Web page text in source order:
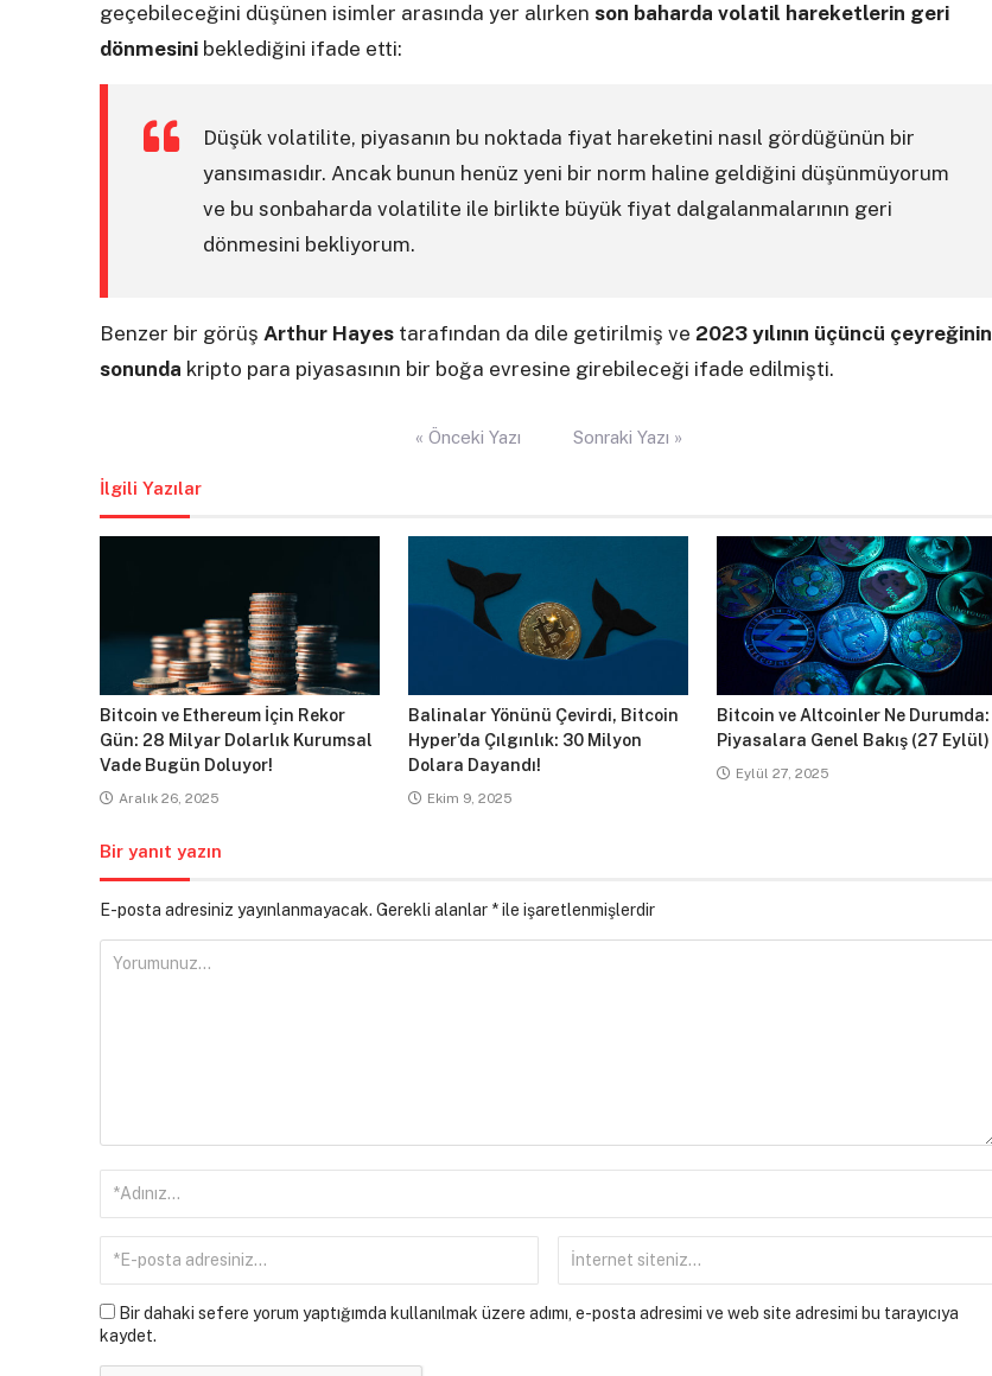
geçebileceğini düşünen isimler arasında yer alırken son baharda volatil hareketlerin geri
dönmesini beklediğini ifade etti:
Düşük volatilite, piyasanın bu noktada fiyat hareketini nasıl gördüğünün bir
yansımasıdır. Ancak bunun henüz yeni bir norm haline geldiğini düşünmüyorum
ve bu sonbaharda volatilite ile birlikte büyük fiyat dalgalanmalarının geri
dönmesini bekliyorum.
Benzer bir görüş Arthur Hayes tarafından da dile getirilmiş ve 2023 yılının üçüncü çeyreğinin
sonunda kripto para piyasasının bir boğa evresine girebileceği ifade edilmişti.
« Önceki Yazı Sonraki Yazı »
İlgili Yazılar
Bitcoin ve Ethereum İçin Rekor
Gün: 28 Milyar Dolarlık Kurumsal
Vade Bugün Doluyor!
Aralık 26, 2025
Balinalar Yönünü Çevirdi, Bitcoin
Hyper’da Çılgınlık: 30 Milyon
Dolara Dayandı!
Ekim 9, 2025
Bitcoin ve Altcoinler Ne Durumda:
Piyasalara Genel Bakış (27 Eylül)
Eylül 27, 2025
Bir yanıt yazın
E-posta adresiniz yayınlanmayacak. Gerekli alanlar *ile işaretlenmişlerdir
Bir dahaki sefere yorum yaptığımda kullanılmak üzere adımı, e-posta adresimi ve web site adresimi bu tarayıcıya
kaydet.